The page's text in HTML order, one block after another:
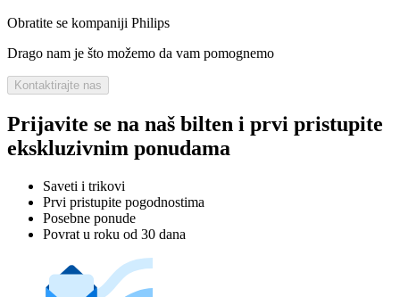
Obratite se kompaniji Philips
Drago nam je što možemo da vam pomognemo
Kontaktirajte nas
Prijavite se na naš bilten i prvi pristupite
ekskluzivnim ponudama
Saveti i trikovi
Prvi pristupite pogodnostima
Posebne ponude
Povrat u roku od 30 dana